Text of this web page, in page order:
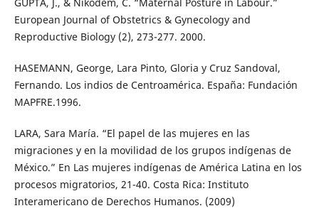
GUPTA, J., & Nikodem, C. “Maternal Posture in Labour.”
European Journal of Obstetrics & Gynecology and
Reproductive Biology (2), 273-277. 2000.
HASEMANN, George, Lara Pinto, Gloria y Cruz Sandoval,
Fernando. Los indios de Centroamérica. España: Fundación
MAPFRE.1996.
LARA, Sara María. “El papel de las mujeres en las
migraciones y en la movilidad de los grupos indígenas de
México.” En Las mujeres indígenas de América Latina en los
procesos migratorios, 21-40. Costa Rica: Instituto
Interamericano de Derechos Humanos. (2009)